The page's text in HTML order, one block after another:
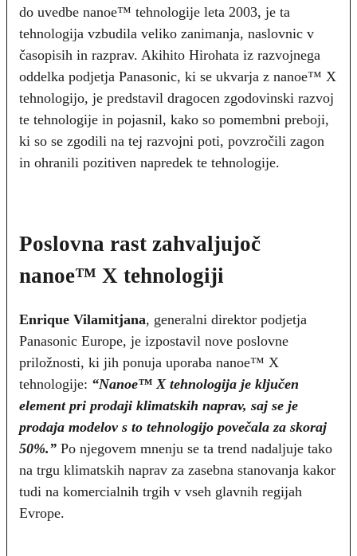
do uvedbe nanoe™ tehnologije leta 2003, je ta
tehnologija vzbudila veliko zanimanja, naslovnic v
časopisih in razprav. Akihito Hirohata iz razvojnega
oddelka podjetja Panasonic, ki se ukvarja z nanoe™ X
tehnologijo, je predstavil dragocen zgodovinski razvoj
te tehnologije in pojasnil, kako so pomembni preboji,
ki so se zgodili na tej razvojni poti, povzročili zagon
in ohranili pozitiven napredek te tehnologije.
Poslovna rast zahvaljujoč
nanoe™ X tehnologiji
Enrique Vilamitjana, generalni direktor podjetja
Panasonic Europe, je izpostavil nove poslovne
priložnosti, ki jih ponuja uporaba nanoe™ X
tehnologije: “Nanoe™ X tehnologija je ključen
element pri prodaji klimatskih naprav, saj se je
prodaja modelov s to tehnologijo povečala za skoraj
50%.” Po njegovem mnenju se ta trend nadaljuje tako
na trgu klimatskih naprav za zasebna stanovanja kakor
tudi na komercialnih trgih v vseh glavnih regijah
Evrope.